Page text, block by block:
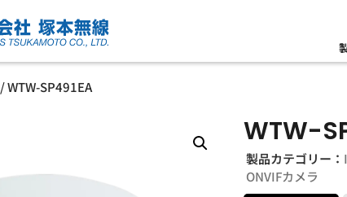
/ WTW-SP491EA
WTW-
製品カテゴリー：
ONVIFカメラ